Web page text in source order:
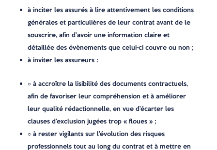
à inciter les assurés à lire attentivement les conditions
générales et particulières de leur contrat avant de le
souscrire, afin d’avoir une information claire et
détaillée des évènements que celui-ci couvre ou non ;
à inviter les assureurs :
○ à accroître la lisibilité des documents contractuels,
afin de favoriser leur compréhension et à améliorer
leur qualité rédactionnelle, en vue d’écarter les
clauses d’exclusion jugées trop « floues » ;
○ à rester vigilants sur l’évolution des risques
professionnels tout au long du contrat et à mettre en